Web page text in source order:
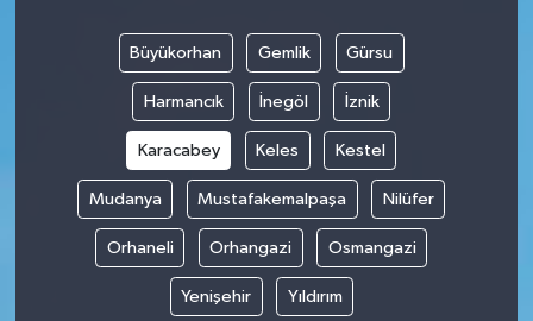
Büyükorhan Gemlik Gürsu
Harmancık İnegöl İznik
Karacabey Keles Kestel
Mudanya Mustafakemalpaşa Nilüfer
Orhaneli Orhangazi Osmangazi
Yenişehir Yıldırım